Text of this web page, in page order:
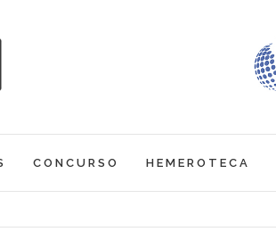
CONCURSO HEMEROTECA